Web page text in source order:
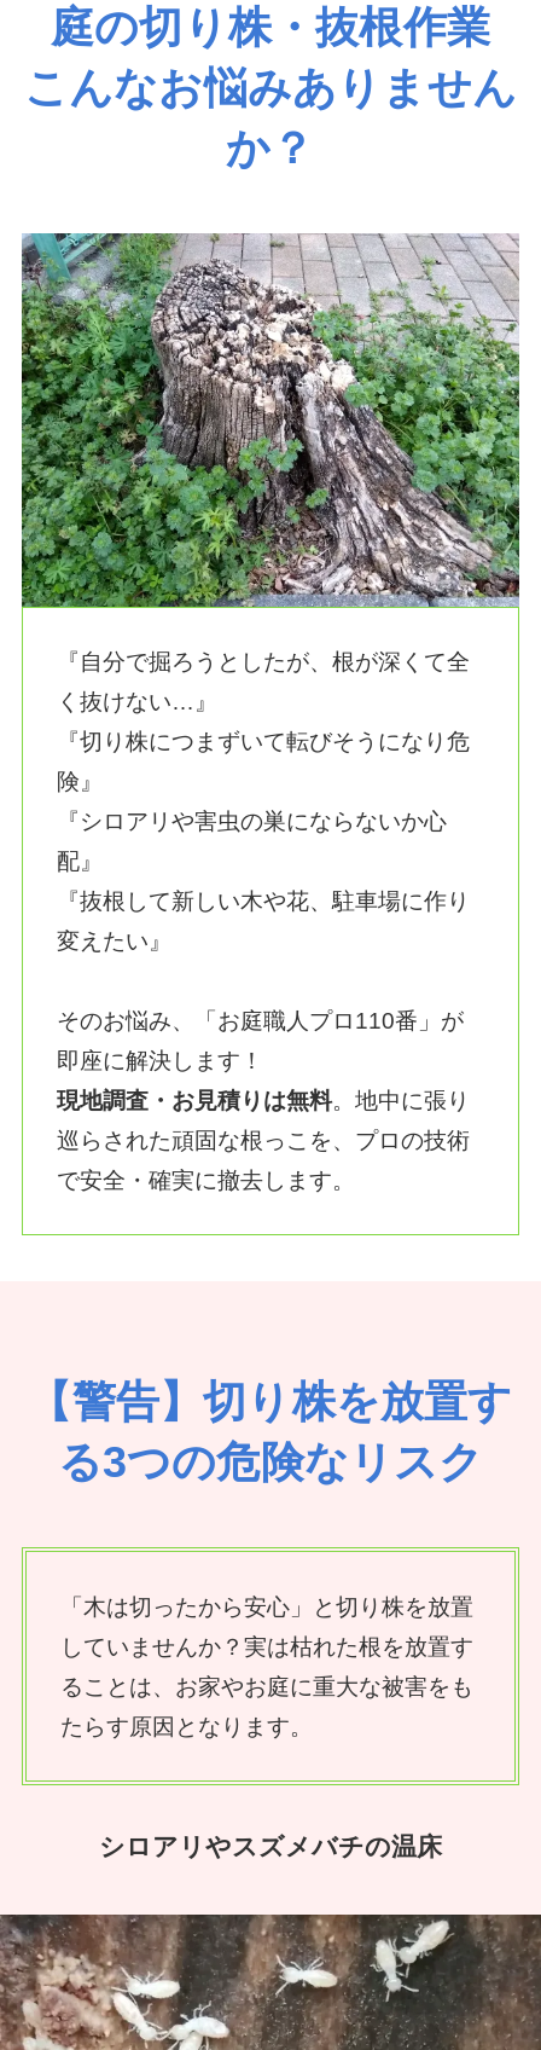
庭の切り株・抜根作業
こんなお悩みありません
か？
『自分で掘ろうとしたが、根が深くて全
く抜けない…』
『切り株につまずいて転びそうになり危
険』
『シロアリや害虫の巣にならないか心
配』
『抜根して新しい木や花、駐車場に作り
変えたい』
そのお悩み、「お庭職人プロ110番」が
即座に解決します！
現地調査・お見積りは無料。地中に張り
巡らされた頑固な根っこを、プロの技術
で安全・確実に撤去します。
【警告】切り株を放置す
る3つの危険なリスク
「木は切ったから安心」と切り株を放置
していませんか？実は枯れた根を放置す
ることは、お家やお庭に重大な被害をも
たらす原因となります。
シロアリやスズメバチの温床